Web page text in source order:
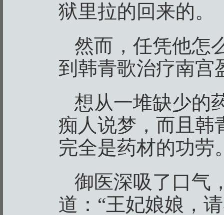
狱里拉的回来的。
然而，任凭他怎
到韩青歌治疗南宫
想从一堆缺少的
痴人说梦，而且韩
完全是药材的功劳
御医深吸了口气
道：“王妃娘娘，